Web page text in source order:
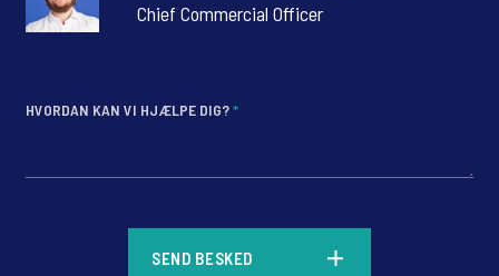
Chief Commercial Officer
HVORDAN KAN VI HJÆLPE DIG?*
SEND BESKED